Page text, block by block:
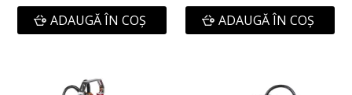
ADAUGĂ ÎN COŞ ADAUGĂ ÎN COŞ